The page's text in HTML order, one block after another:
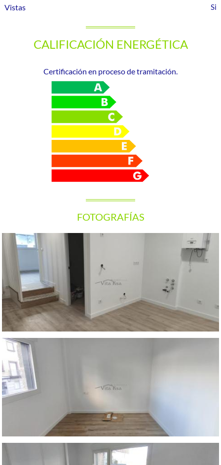
Vistas
CALIFICACIÓN ENERGÉTICA
Certificación en proceso de tramitación.
FOTOGRAFÍAS